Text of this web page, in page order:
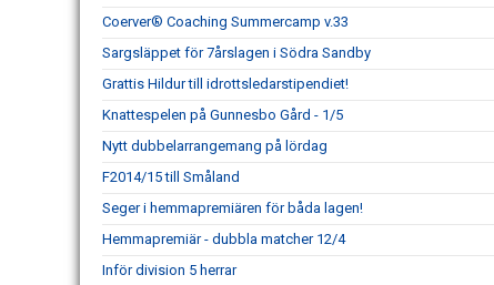
Coerver® Coaching Summercamp v.33
Sargsläppet för 7årslagen i Södra Sandby
Grattis Hildur till idrottsledarstipendiet!
Knattespelen på Gunnesbo Gård - 1/5
Nytt dubbelarrangemang på lördag
F2014/15 till Småland
Seger i hemmapremiären för båda lagen!
Hemmapremiär - dubbla matcher 12/4
Inför division 5 herrar